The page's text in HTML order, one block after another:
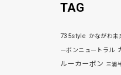
TAG
735style かながわ未
ーボンニュートラル
ルーカーボン 三浦